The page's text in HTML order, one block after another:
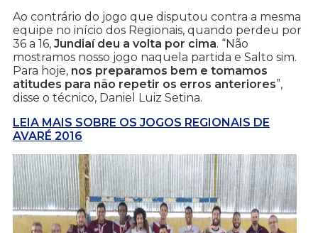
Ao contrário do jogo que disputou contra a mesma
equipe no início dos Regionais, quando perdeu por
36 a 16, Jundiaí deu a volta por cima. “Não
mostramos nosso jogo naquela partida e Salto sim.
Para hoje, nos preparamos bem e tomamos
atitudes para não repetir os erros anteriores”,
disse o técnico, Daniel Luiz Setina.
LEIA MAIS SOBRE OS JOGOS REGIONAIS DE
AVARÉ 2016